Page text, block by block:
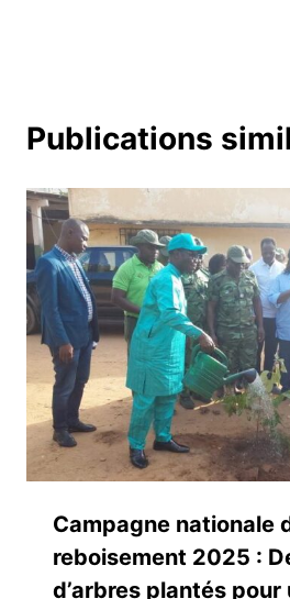
Publications
Campagne nationale
reboisement 2025 :
d’arbres plantés pour